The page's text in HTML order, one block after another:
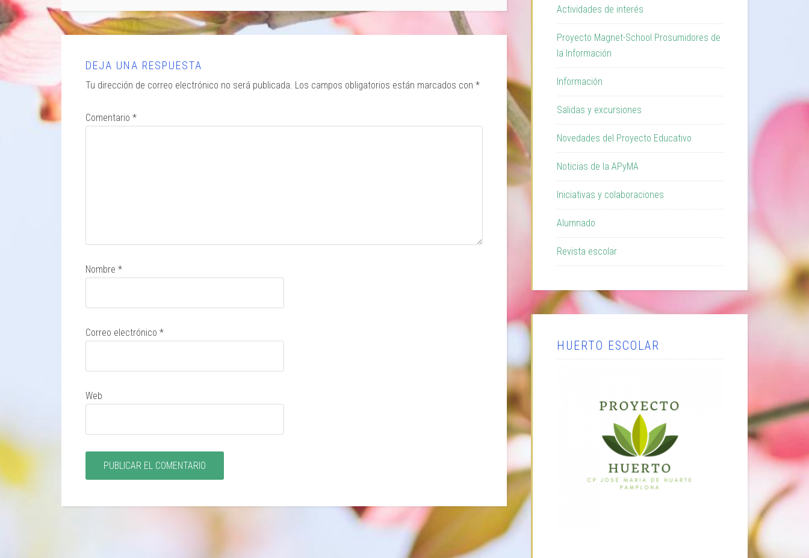
DEJA UNA RESPUESTA
Tu dirección de correo electrónico no será publicada. Los campos obligatorios están marcados con *
Comentario *
Nombre *
Correo electrónico *
Web
Actividades de interés
Proyecto Magnet-School Prosumidores de
la Información
Información
Salidas y excursiones
Novedades del Proyecto Educativo
Noticias de la APyMA
Iniciativas y colaboraciones
Alumnado
Revista escolar
HUERTO ESCOLAR